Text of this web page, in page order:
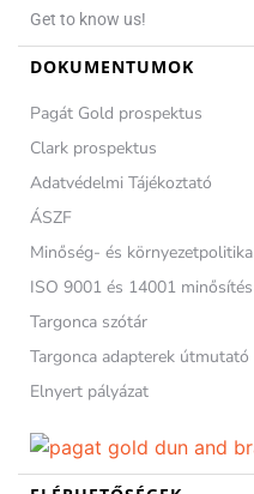
Get to know us!
DOKUMENTUMOK
Pagát Gold prospektus
Clark prospektus
Adatvédelmi Tájékoztató
ÁSZF
Minőség- és környezetpolitika
ISO 9001 és 14001 minősítés
Targonca szótár
Targonca adapterek útmutató
Elnyert pályázat